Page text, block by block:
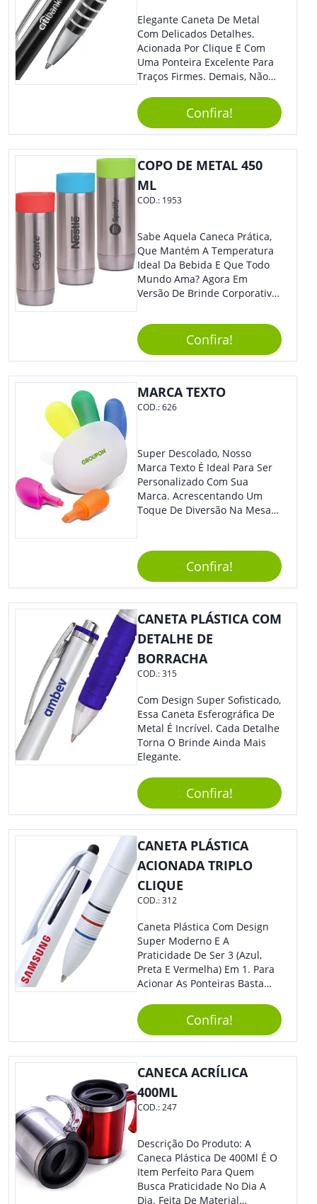
Elegante Caneta De Metal
Com Delicados Detalhes.
Acionada Por Clique E Com
Uma Ponteira Excelente Para
Traços Firmes. Demais, Não
Confira!
COPO DE METAL 450
ML
COD.: 1953
Sabe Aquela Caneca Prática,
Que Mantém A Temperatura
Ideal Da Bebida E Que Todo
Mundo Ama? Agora Em
Versão De Brinde Corporativo
Sua Marca Com Muito Estilo E
Acrescentar Ainda Mais
Praticidade À Eventos E Feiras
De Exposição.
Confira!
MARCA TEXTO
COD.:626
Super Descolado, Nosso
Marca Texto É Ideal Para Ser
Personalizado Com Sua
Marca. Acrescentando Um
Toque De Diversão Na Mesa
Clientes E Colaboradores. O
Grande Destaque De Eventos
E Feiras De Negócio
Confira!
CANETA PLÁSTICA COM
DETALHE DE
BORRACHA
COD.:315
Com Design Super Sofisticado,
Essa Caneta Esferográfica De
Metal É Incrível. Cada Detalhe
Torna O Brinde Ainda Mais
Elegante.
Confira!
CANETA PLÁSTICA
ACIONADA TRIPLO
CLIQUE
COD.:312
Caneta Plástica Com Design
Super Moderno E A
Praticidade De Ser 3 (Azul,
Preta E Vermelha) Em 1. Para
Acionar As Ponteiras Basta
Baixo.
Confira!
CANECA ACRÍLICA
400ML
COD.:247
Descrição Do Produto: A
Caneca Plástica De 400Ml É O
Item Perfeito Para Quem
Busca Praticidade No Dia A
Dia. Feita De Material